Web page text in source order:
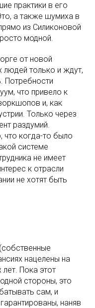
практики в его
а также шумиха в
из Силиконовой
модной.
от новой
людей только и ждут,
Потребности
что привело к
и, как
Только через
раздумий.
что когда-то было
системе
не имеет
к отрасли
не хотят быть
нацелены на
Пока этот
стороны, это
сам, и
наняв